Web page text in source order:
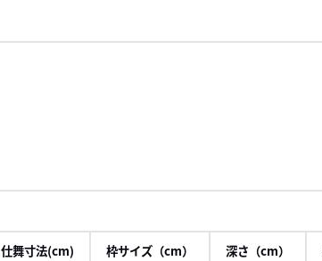
仕舞寸法(cm) 枠サイズ（cm） 深さ（cm）